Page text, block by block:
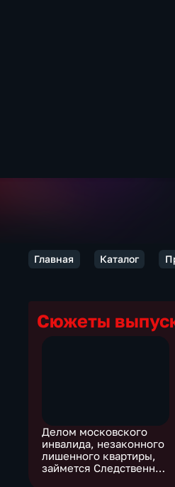
Главная Каталог
Сюжеты
Делом московского
инвалида, незаконного
лишенного квартиры,
займется Следственный